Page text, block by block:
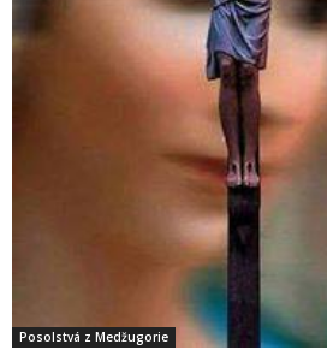
Posolstvá z Medžugorie